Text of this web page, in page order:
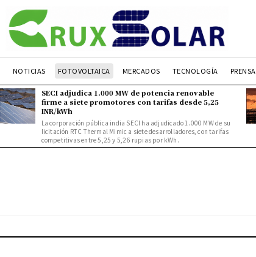
NOTICIAS FOTOVOLTAICA MERCADOS TECNOLOGÍA PRENSA
SECI adjudica 1.000 MW de potencia renovable
firme a siete promotores con tarifas desde 5,25
INR/kWh
La corporación pública india SECI ha adjudicado 1.000 MW de su
licitación RTC Thermal Mimic a siete desarrolladores, con tarifas
competitivas entre 5,25 y 5,26 rupias por kWh.